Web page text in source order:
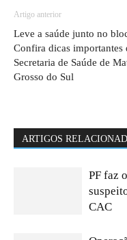
Artigo anterior
Leve a saúde junto no
Confira dicas importantes
Secretaria de Saúde de
Grosso do Sul
ARTIGOS
PF faz
CAC